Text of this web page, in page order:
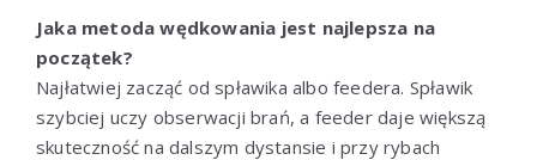
Jaka metoda wędkowania jest najlepsza na
początek?
Najłatwiej zacząć od spławika albo feedera. Spławik
szybciej uczy obserwacji brań, a feeder daje większą
skuteczność na dalszym dystansie i przy rybach